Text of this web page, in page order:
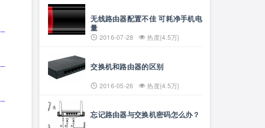
无线路由器配置不佳 可耗净手机电
量
2016-07-28 热度{4.5万}
交换机和路由器的区别
2016-05-26 热度{4.5万}
忘记路由器与交换机密码怎么办？